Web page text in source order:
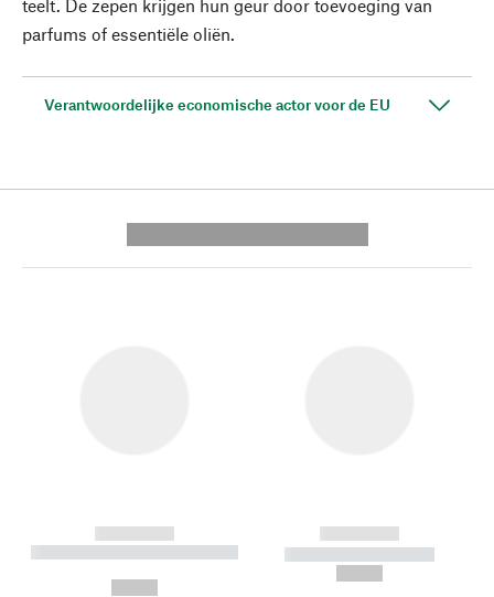
teelt. De zepen krijgen hun geur door toevoeging van
parfums of essentiële oliën.
Verantwoordelijke economische actor voor de EU
------------
----------- ----------- --------
------------
----------- -----------